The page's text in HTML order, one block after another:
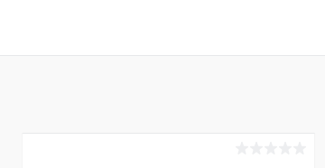
В избранное